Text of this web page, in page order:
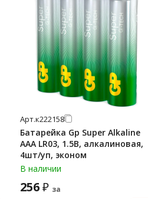
Арт.к222158
Батарейка Gp Super Alkaline
AAA LR03, 1.5В, алкалиновая,
4шт/уп, эконом
В наличии
256₽ за